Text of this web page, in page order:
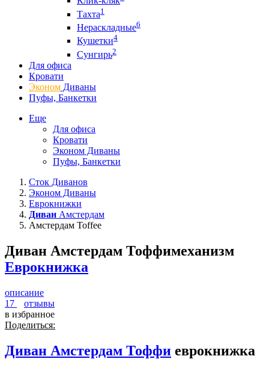
Тахта1
Нераскладные6
Кушетки4
Сунгирь2
Для офиса
Кровати
Эконом Диваны
Пуфы, Банкетки
Еще
Для офиса
Кровати
Эконом Диваны
Пуфы, Банкетки
Сток Диванов
Эконом Диваны
Еврокнижки
Диван Амстердам
Амстердам Toffee
Диван Амстердам Тоффимеханизм
Еврокнижка
описание
17
отзывы
в избранное
Поделиться:
Диван Амстердам Тоффи еврокнижка